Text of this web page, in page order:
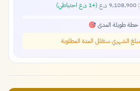
9,108,900 د.ع (+
1 د.ع احتياطي)
خطة طويلة المدى 🎯
الشهري ستقلل المدة المطلوبة